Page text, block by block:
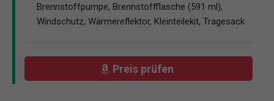
Brennstoffpumpe, Brennstoffflasche (591 ml),
Windschutz, Wärmereflektor, Kleinteilekit, Tragesack
Preis prüfen